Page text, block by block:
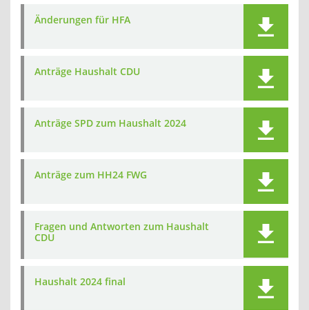
Änderungen für HFA
Anträge Haushalt CDU
Anträge SPD zum Haushalt 2024
Anträge zum HH24 FWG
Fragen und Antworten zum Haushalt
CDU
Haushalt 2024 final